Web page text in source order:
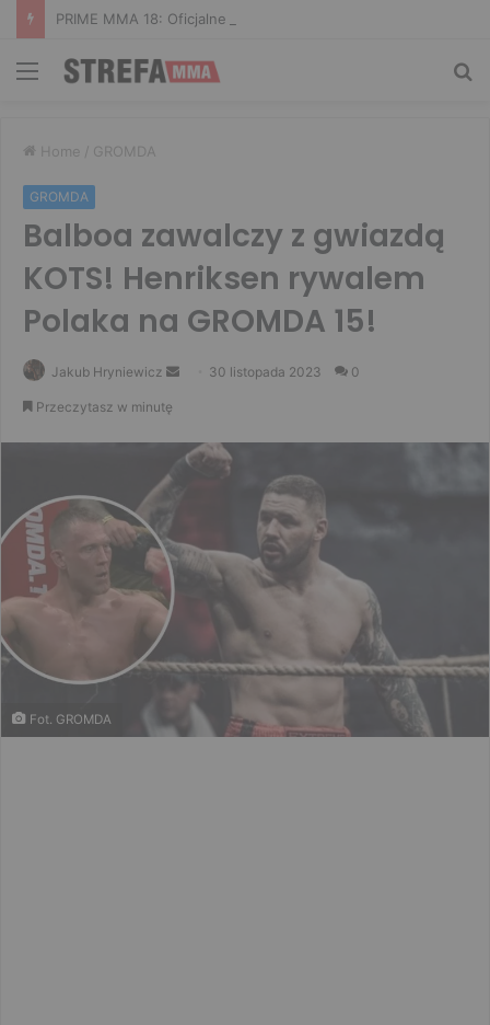
Menu
Home / GROMDA
GROMDA
Balboa zawalczy z gwiazdą
KOTS! Henriksen rywalem
Polaka na GROMDA 15!
Jakub Hryniewicz
Send 30 listopada 2023 0
Przeczytasz w minutę
Fot. GROMDA